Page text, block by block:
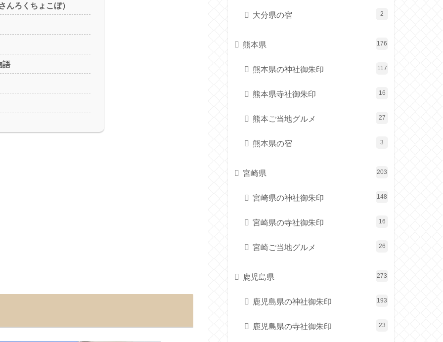
んろくちょこぼ）
語
大分県の宿 2
熊本県 176
熊本県の神社御朱印 117
熊本県寺社御朱印 16
熊本ご当地グルメ 27
熊本県の宿 3
宮崎県 203
宮崎県の神社御朱印 148
宮崎県の寺社御朱印 16
宮崎ご当地グルメ 26
鹿児島県 273
鹿児島県の神社御朱印 193
鹿児島県の寺社御朱印 23